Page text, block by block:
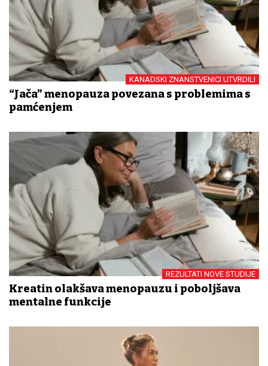
KANADSKI ZNANSTVENICI UTVRDILI
“Jača” menopauza povezana s problemima s
pamćenjem
REZULTATI NOVE STUDIJE
Kreatin olakšava menopauzu i poboljšava
mentalne funkcije